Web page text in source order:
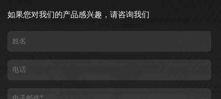
如果您对我们的产品感兴趣，请咨询我们